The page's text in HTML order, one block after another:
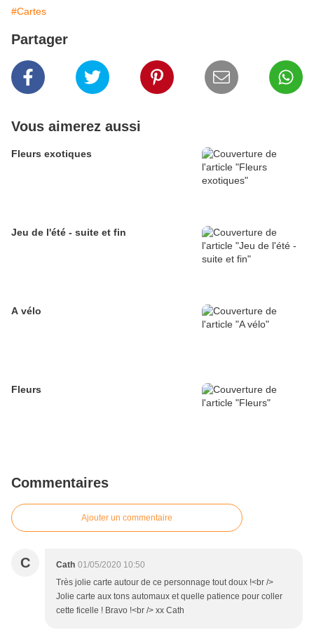
#Cartes
Partager
Vous aimerez aussi
Fleurs exotiques
Jeu de l'été - suite et fin
A vélo
Fleurs
Commentaires
Ajouter un commentaire
C Cath 01/05/2020 10:50
Très jolie carte autour de ce personnage tout doux !<br />
Jolie carte aux tons automaux et quelle patience pour coller
cette ficelle ! Bravo !<br /> xx Cath